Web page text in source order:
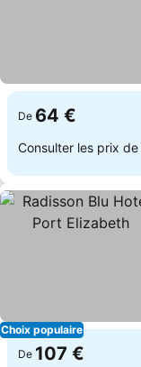
De 64 €
Consulter les prix de
Choix populaire
De 107 €